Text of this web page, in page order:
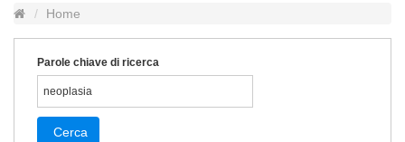
Home
Parole chiave di ricerca
Cerca